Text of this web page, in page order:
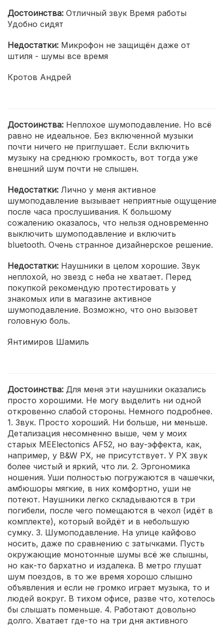
Достоинства: Отличный звук Время работы
Удобно сидят
Недостатки: Микрофон не защищён даже от
штиля - шумы все время
Кротов Андрей
Достоинства: Неплохое шумоподавление. Но всё
равно не идеальное. Без включенной музыки
почти ничего не приглушает. Если включить
музыку на среднюю громкость, вот тогда уже
внешний шум почти не слышен.
Недостатки: Лично у меня активное
шумоподавление вызывает неприятные ощущение
после часа прослушивания. К большому
сожалению оказалось, что нельзя одновременно
выключить шумоподавление и включить
bluetooth. Очень странное дизайнерское решение.
Недостатки: Наушники в целом хорошие. Звук
неплохой, но звезд с неба не хватает. Перед
покупкой рекомендую протестировать у
знакомых или в магазине активное
шумоподавление. Возможно, что оно вызовет
головную боль.
Янтимиров Шамиль
Достоинства: Для меня эти наушники оказались
просто хорошими. Не могу выделить ни одной
откровенно слабой стороны. Немного подробнее.
1. Звук. Просто хороший. Ни больше, ни меньше.
Детализация несомненно выше, чем у моих
старых MEElectonics AF52, но вау-эффекта, как,
например, у B&W PX, не присутствует. У PX звук
более чистый и яркий, что ли. 2. Эргономика
ношения. Уши полностью погружаются в чашечки,
амбюшоры мягкие, в них комфортно, уши не
потеют. Наушники легко складываются в три
погибели, после чего помещаются в чехол (идёт в
комплекте), который войдёт и в небольшую
сумку. 3. Шумоподавление. На улице кайфово
носить, даже по сравнению с затычками. Пусть
окружающие монотонные шумы всё же слышны,
но как-то бархатно и издалека. В метро глушат
шум поездов, в то же время хорошо слышно
объявления и если не громко играет музыка, то и
людей вокруг. В тихом офисе, разве что, хотелось
бы слышать поменьше. 4. Работают довольно
долго. Хватает где-то на три дня активного